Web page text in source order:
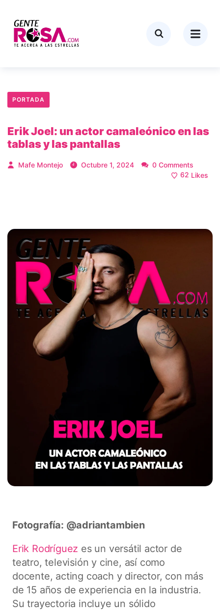
PORTADA
Erik Joel: un actor camaleónico en las
tablas y las pantallas
Mafe Montejo Octubre 1, 2024
0 Comments
62 Likes
Fotografía: @adriantambien
Erik Rodríguez es un versátil actor de
teatro, televisión y cine, así como
docente, acting coach y director, con más
de 15 años de experiencia en la industria.
Su trayectoria incluye un sólido